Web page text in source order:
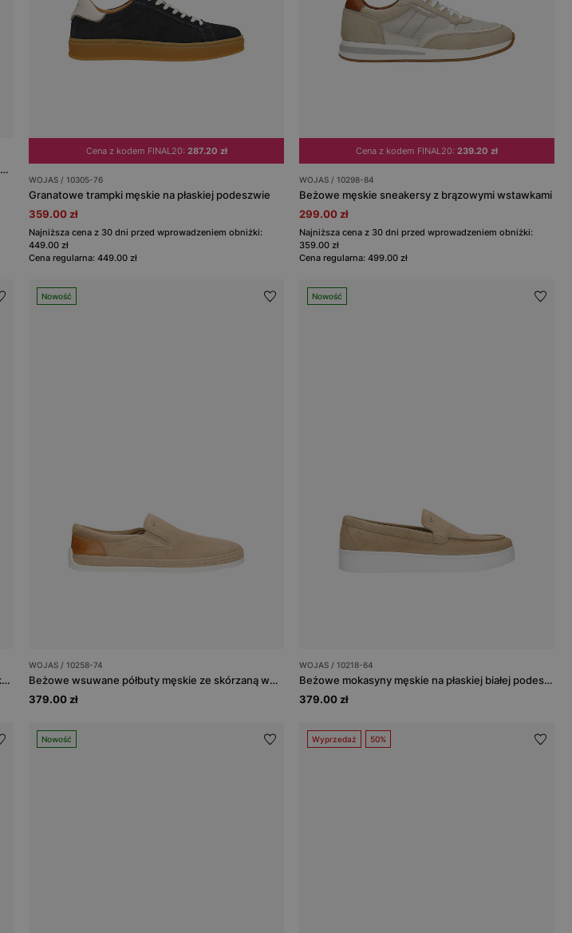
Beżowe sneakersy męskie z granatowymi wstawkami
Cena z kodem FINAL20: 287.20 zł
WOJAS / 10305-76
Granatowe trampki męskie na płaskiej podeszwie
359.00 zł
Najniższa cena z 30 dni przed wprowadzeniem obniżki:
449.00 zł
Cena regularna: 449.00 zł
Cena z kodem FINAL20:239.20 zł
WOJAS / 10298-84
Beżowe męskie sneakersy z brązowymi wstawkami
299.00 zł
Najniższa cena z 30 dni przed wprowadzeniem obniżki:
359.00 zł
Cena regularna: 499.00 zł
Beżowe sznurowane półbuty męskie w stylu mokasynów
Nowość
WOJAS / 10258-74
Beżowe wsuwane półbuty męskie ze skórzaną wstawką
379.00 zł
Nowość
WOJAS / 10218-64
Beżowe mokasyny męskie na płaskiej białej podeszwie
379.00 zł
Nowość Wyprzedaż 50%